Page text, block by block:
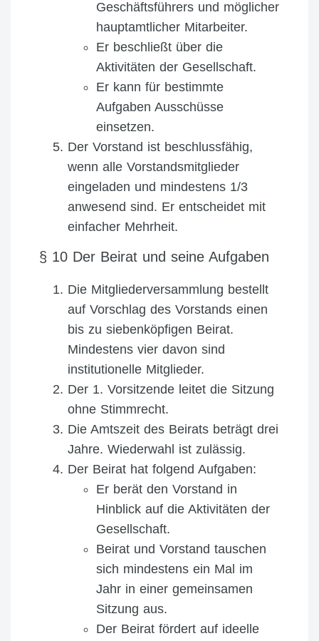
Geschäftsführers und möglicher
hauptamtlicher Mitarbeiter.
Er beschließt über die
Aktivitäten der Gesellschaft.
Er kann für bestimmte
Aufgaben Ausschüsse
einsetzen.
Der Vorstand ist beschlussfähig,
wenn alle Vorstandsmitglieder
eingeladen und mindestens 1/3
anwesend sind. Er entscheidet mit
einfacher Mehrheit.
§ 10 Der Beirat und seine Aufgaben
Die Mitgliederversammlung bestellt
auf Vorschlag des Vorstands einen
bis zu siebenköpfigen Beirat.
Mindestens vier davon sind
institutionelle Mitglieder.
Der 1. Vorsitzende leitet die Sitzung
ohne Stimmrecht.
Die Amtszeit des Beirats beträgt drei
Jahre. Wiederwahl ist zulässig.
Der Beirat hat folgend Aufgaben:
Er berät den Vorstand in
Hinblick auf die Aktivitäten der
Gesellschaft.
Beirat und Vorstand tauschen
sich mindestens ein Mal im
Jahr in einer gemeinsamen
Sitzung aus.
Der Beirat fördert auf ideelle